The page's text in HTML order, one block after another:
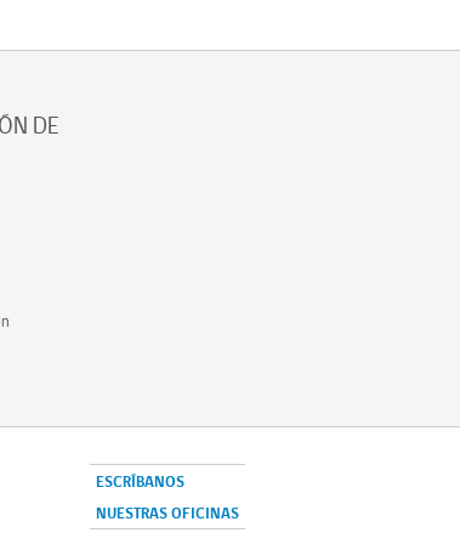
DE
ESCRÍBANOS
NUESTRAS OFICINAS